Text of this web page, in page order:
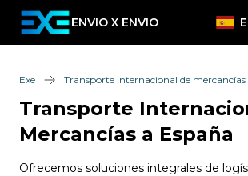
ENVIO X ENVIO
Exe Transporte Internacional de mercancías
Transporte
Mercancías a España
Ofrecemos soluciones integrales de